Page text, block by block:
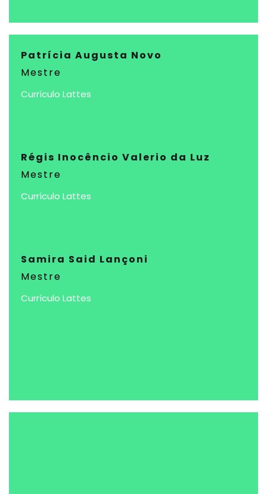
Patrícia Augusta Novo
Mestre
Currículo Lattes
Régis Inocêncio Valerio da Luz
Mestre
Currículo Lattes
Samira Said Lançoni
Mestre
Currículo Lattes